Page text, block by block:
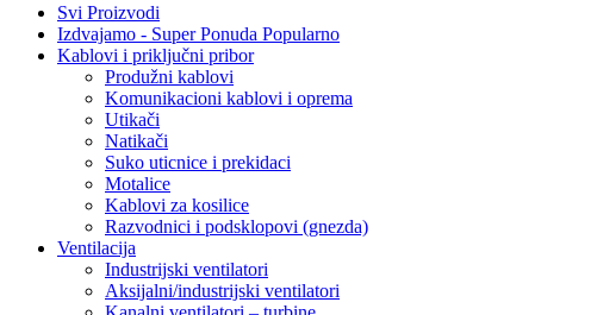
Svi Proizvodi
Izdvajamo - Super Ponuda Popularno
Kablovi i priključni pribor
Produžni kablovi
Komunikacioni kablovi i oprema
Utikači
Natikači
Suko uticnice i prekidaci
Motalice
Kablovi za kosilice
Razvodnici i podsklopovi (gnezda)
Ventilacija
Industrijski ventilatori
Aksijalni/industrijski ventilatori